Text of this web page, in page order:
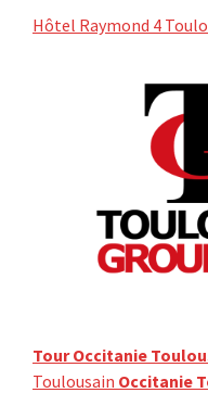
Hôtel Raymond 4
Tour Occitanie
Toulousain Occitanie